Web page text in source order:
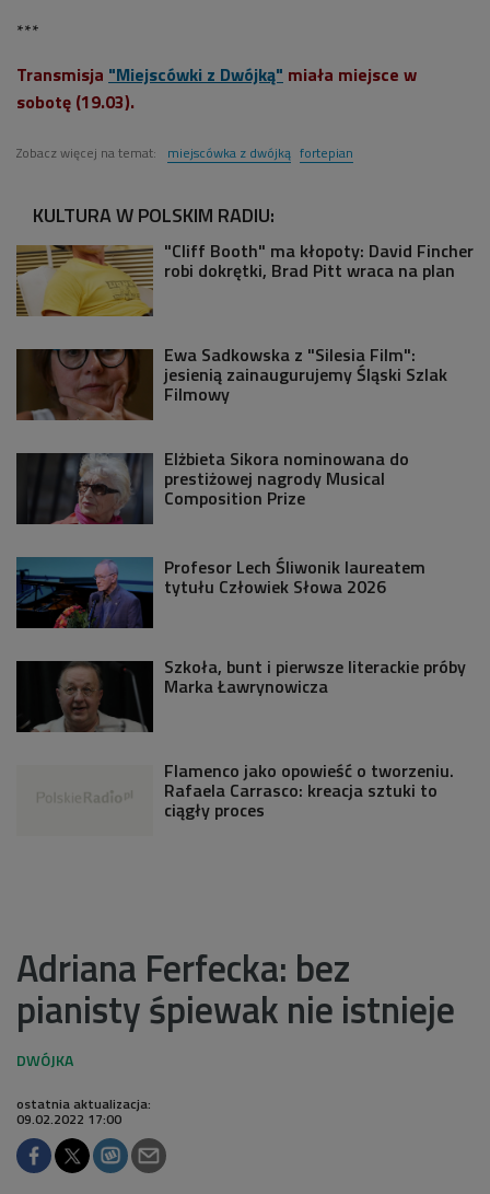
***
Transmisja "Miejscówki z Dwójką" miała miejsce w
sobotę (19.03).
Zobacz więcej na temat: miejscówka z dwójką fortepian
KULTURA W POLSKIM RADIU:
"Cliff Booth" ma kłopoty: David Fincher
robi dokrętki, Brad Pitt wraca na plan
Ewa Sadkowska z "Silesia Film":
jesienią zainaugurujemy Śląski Szlak
Filmowy
Elżbieta Sikora nominowana do
prestiżowej nagrody Musical
Composition Prize
Profesor Lech Śliwonik laureatem
tytułu Człowiek Słowa 2026
Szkoła, bunt i pierwsze literackie próby
Marka Ławrynowicza
Flamenco jako opowieść o tworzeniu.
Rafaela Carrasco: kreacja sztuki to
ciągły proces
Adriana Ferfecka: bez
pianisty śpiewak nie istnieje
ostatnia aktualizacja:
09.02.2022 17:00